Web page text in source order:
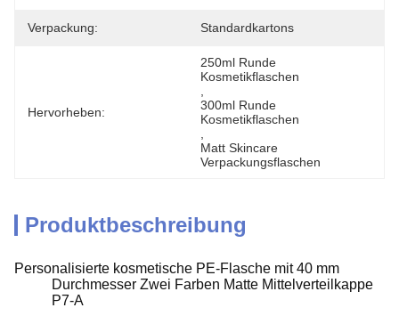
Verpackung: Standardkartons
Hervorheben:
250ml Runde
Kosmetikflaschen
300ml Runde
Kosmetikflaschen
Matt Skincare
Verpackungsflaschen
Produktbeschreibung
Personalisierte kosmetische PE-Flasche mit 40 mm
Durchmesser Zwei Farben Matte Mittelverteilkappe
P7-A